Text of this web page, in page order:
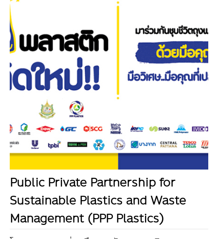
Public Private Partnership for
Sustainable Plastics and Waste
Management (PPP Plastics)